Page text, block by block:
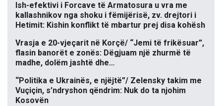
Ish-efektivi i Forcave të Armatosura u vra me
kallashnikov nga shoku i fëmijërisë, zv. drejtori i
Hetimit: Kishin konflikt të mbartur prej disa kohësh
Vrasja e 20-vjeçarit në Korçë/ “Jemi të frikësuar”,
flasin banorët e zonës: Dëgjuam një zhurmë të
madhe, dolëm jashtë dhe…
“Politika e Ukrainës, e njëjtë”/ Zelensky takim me
Vuçiçin, s’ndryshon qëndrim: Nuk do ta njohim
Kosovën